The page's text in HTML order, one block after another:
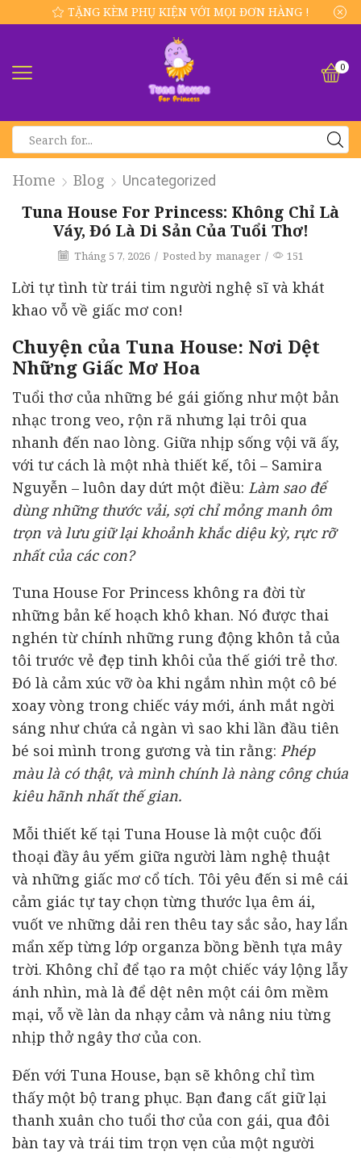
TẶNG KÈM PHỤ KIỆN VỚI MỌI ĐƠN HÀNG !
0
INPUT
Home Blog Uncategorized
Tuna House For Princess: Không Chỉ Là
Váy, Đó Là Di Sản Của Tuổi Thơ!
Tháng 5 7, 2026 / Posted by manager / 151
Lời tự tình từ trái tim người nghệ sĩ và khát
khao vỗ về giấc mơ con!
Chuyện của Tuna House: Nơi Dệt
Những Giấc Mơ Hoa
Tuổi thơ của những bé gái giống như một bản
nhạc trong veo, rộn rã nhưng lại trôi qua
nhanh đến nao lòng. Giữa nhịp sống vội vã ấy,
với tư cách là một nhà thiết kế, tôi – Samira
Nguyễn – luôn day dứt một điều: Làm sao để
dùng những thước vải, sợi chỉ mỏng manh ôm
trọn và lưu giữ lại khoảnh khắc diệu kỳ, rực rỡ
nhất của các con?
Tuna House For Princess không ra đời từ
những bản kế hoạch khô khan. Nó được thai
nghén từ chính những rung động khôn tả của
tôi trước vẻ đẹp tinh khôi của thế giới trẻ thơ.
Đó là cảm xúc vỡ òa khi ngắm nhìn một cô bé
xoay vòng trong chiếc váy mới, ánh mắt ngời
sáng như chứa cả ngàn vì sao khi lần đầu tiên
bé soi mình trong gương và tin rằng: Phép
màu là có thật, và mình chính là nàng công chúa
kiêu hãnh nhất thế gian.
Mỗi thiết kế tại Tuna House là một cuộc đối
thoại đầy âu yếm giữa người làm nghệ thuật
và những giấc mơ cổ tích. Tôi yêu đến si mê cái
cảm giác tự tay chọn từng thước lụa êm ái,
vuốt ve những dải ren thêu tay sắc sảo, hay lẩn
mẩn xếp từng lớp organza bồng bềnh tựa mây
trời. Không chỉ để tạo ra một chiếc váy lộng lẫy
ánh nhìn, mà là để dệt nên một cái ôm mềm
mại, vỗ về làn da nhạy cảm và nâng niu từng
nhịp thở ngây thơ của con.
Đến với Tuna House, bạn sẽ không chỉ tìm
thấy một bộ trang phục. Bạn đang cất giữ lại
thanh xuân cho tuổi thơ của con gái, qua đôi
bàn tay và trái tim trọn vẹn của một người